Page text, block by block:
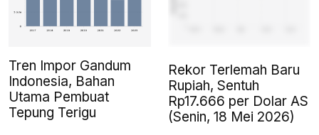
Tren Impor Gandum
Indonesia, Bahan
Utama Pembuat
Tepung Terigu
Rekor Terlemah Baru
Rupiah, Sentuh
Rp17.666 per Dolar AS
(Senin, 18 Mei 2026)